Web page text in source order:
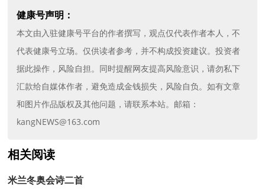
健康号声明：
本文由入驻健康号平台的作者撰写，观点仅代表作者本人，不
代表健康号立场。仅供读者参考，并不构成投资建议。投资者
据此操作，风险自担。同时提醒网友提高风险意识，请勿私下
汇款给自媒体作者，避免造成金钱损失，风险自负。如有文章
和图片作品版权及其他问题，请联系本站。邮箱：
kangNEWS@163.com
相关阅读
米兰冬奥会诗二首